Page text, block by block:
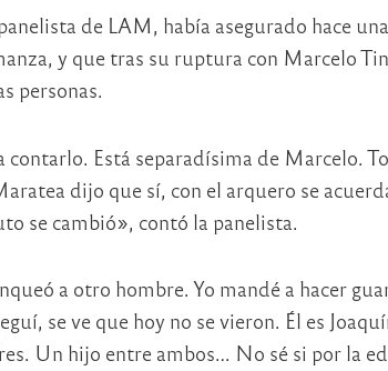
de LAM, había asegurado hace
y que tras su ruptura con Marcelo
personas.
contarlo. Está separadísima de Marcelo.
dijo que sí, con el arquero se
se cambió», contó la panelista.
a otro hombre. Yo mandé a hacer
se ve que hoy no se vieron. Él es
Un hijo entre ambos… No sé si por la